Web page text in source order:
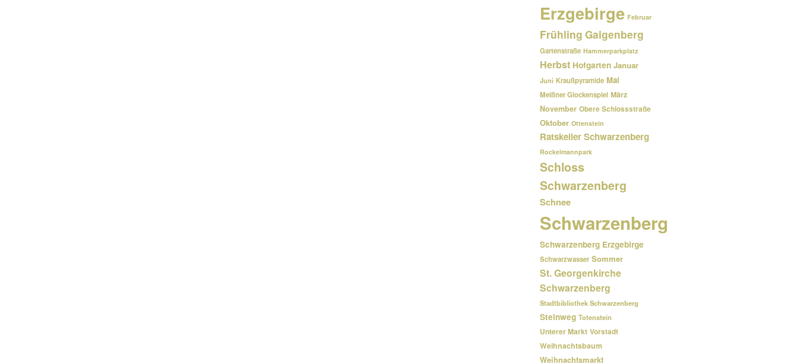
Erzgebirge Februar
Frühling Galgenberg
Gartenstraße Hammerparkplatz
Herbst Hofgarten Januar
Juni Kraußpyramide Mai
Meißner Glockenspiel März
November Obere Schlossstraße
Oktober Ottenstein
Ratskeller Schwarzenberg
Rockelmannpark
Schloss
Schwarzenberg
Schnee
Schwarzenberg
Schwarzenberg Erzgebirge
Schwarzwasser Sommer
St. Georgenkirche
Schwarzenberg
Stadtbibliothek Schwarzenberg
Steinweg Totenstein
Unterer Markt Vorstadt
Weihnachtsbaum
Weihnachtsmarkt